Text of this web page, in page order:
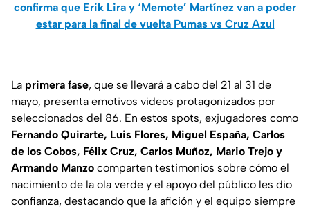
confirma que Erik Lira y ‘Memote’ Martínez van a poder
estar para la final de vuelta Pumas vs Cruz Azul
La primera fase, que se llevará a cabo del 21 al 31 de
mayo, presenta emotivos videos protagonizados por
seleccionados del 86. En estos spots, exjugadores como
Fernando Quirarte, Luis Flores, Miguel España, Carlos
de los Cobos, Félix Cruz, Carlos Muñoz, Mario Trejo y
Armando Manzo comparten testimonios sobre cómo el
nacimiento de la ola verde y el apoyo del público les dio
confianza, destacando que la afición y el equipo siempre